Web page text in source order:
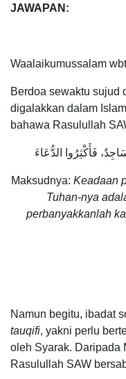
JAWAPAN:
Waalaikumussalam
Berdoa sewaktu sujud
digalakkan dalam
bahawa Rasulullah
فَأَكْثِرُوا الدُّعَاءَ
Maksudnya: Keadaan
Tuhan-nya
perbanyakkanlah
Namun begitu, ibadat
tauqifi, yakni perlu
oleh Syarak. Daripada
Rasulullah SAW